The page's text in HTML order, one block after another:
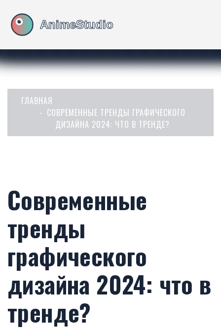
ГЛАВНАЯ
СОВРЕМЕННЫЕ ТРЕНДЫ ГРАФИЧЕСКОГО
ДИЗАЙНА 2024: ЧТО В ТРЕНДЕ?
Современные
тренды
графического
дизайна 2024: что в
тренде?